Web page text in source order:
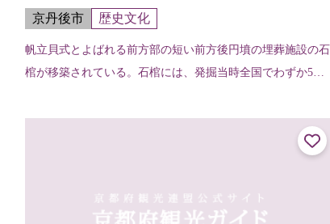
京丹後市 歴史文化
帆立貝式とよばれる前方部の短い前方後円墳の埋葬施設の石
棺が移築されている。石棺には、発掘当時全国でわずか5例
われる鏡、玉、剣がみつかっている...